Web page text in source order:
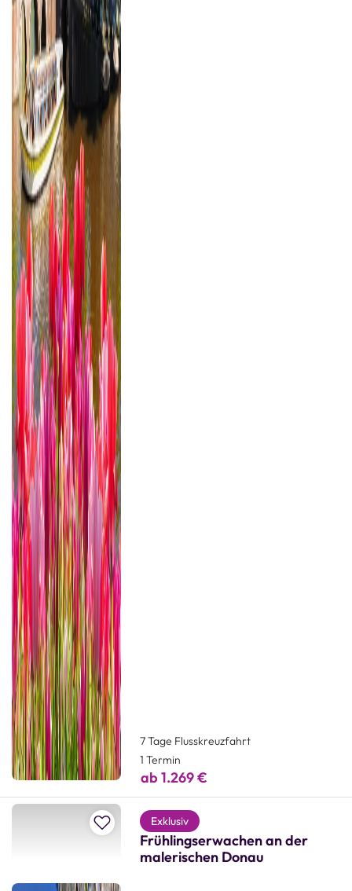
7 Tage Flusskreuzfahrt
1 Termin
ab 1.269 €
Zur Merkliste hinzufügen
Exklusiv
Frühlingserwachen an der
malerischen Donau